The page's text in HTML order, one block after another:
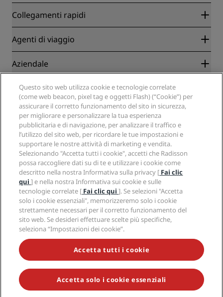
Collegamenti rapidi
Radisson Rewards
Blog
Destinazioni
APP Radisson Hotels
Hotel Approvati per sport
Hotel per famiglie
Salute e sicurezza
Agenti di viaggio
Partner
Agenti di viaggio
Aziendale
Radisson Hotel Group
Media
Opportunità di lavoro in RHG
Opportunità di lavoro in PPHE
Opportunità di lavoro in EHL
The Club by RHG
Opportunità di sviluppo
Responsible Business
Approvvigionamento
Note legali
Centro sulla privacy
Note legali
Termini e condizioni di Radisson Rewards
Termini e condizioni di utilizzo del sito
Accessibilità digitale
Dichiarazione sulla schiavitù moderna
Aiuto
Avvisi per i consumatori
Contatti
Domande frequenti
Mappa del sito
Social media
Marchi Radisson Hotels
NON LASCIARTI SFUGGIRE LE NOSTRE OFFERTE MIGLIORI
© 2026 Radisson Hotel Group. Tutti i diritti riservati. RHG Radisson
Hotel Group, Radisson, Radisson RED, Radisson Blu, Radisson Collection,
Questo sito web utilizza cookie e tecnologie correlate
(come web beacon, pixel tag e oggetti Flash) (“Cookie”) per
assicurare il corretto funzionamento del sito in sicurezza,
per migliorare e personalizzare la tua esperienza
pubblicitaria e di navigazione, per analizzare il traffico e
l’utilizzo del sito web, per ricordare le tue impostazioni e
supportare le nostre attività di marketing e vendita.
Selezionando "Accetta tutti i cookie", accetti che Radisson
possa raccogliere dati su di te e utilizzare i cookie come
descritto nella nostra Informativa sulla privacy [ Fai clic
qui] e nella nostra Informativa sui cookie e sulle
tecnologie correlate [ Fai clic qui]. Se selezioni "Accetta
solo i cookie essenziali", memorizzeremo solo i cookie
strettamente necessari per il corretto funzionamento del
sito web. Se desideri effettuare scelte più specifiche,
seleziona “Impostazioni dei cookie”.
Accetta tutti i cookie
Accetta solo i cookie essenziali